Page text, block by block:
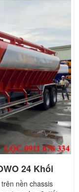
24 Khối
nền chassis